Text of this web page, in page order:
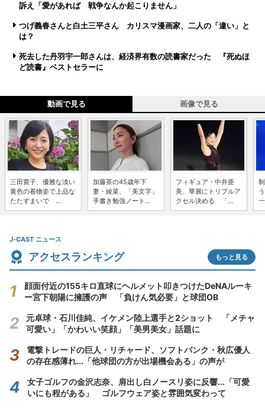
訴え「愛があれば 戦争なんか起こりません」
つげ義春さんと白土三平さん カリスマ漫画家、二人の「違い」と
は？
死去した丹羽宇一郎さんは、経済界有数の読書家だった 『死ぬほ
ど読書』ベストセラーに
動画で見る 画像で見る
三田寛子、優雅な淡い
黄色の着物姿で上品な
たたずまいで ...
加藤茶の45歳年下
妻・綾菜、「美文字」
手書き勉強ノート...
フィギュア・中井亜
美、華麗にトリプルア
クセル決める 「...
J-CAST ニュース
アクセスランキング もっと見る
顔面付近の155キロ直球にヘルメット叩きつけたDeNAルーキ
ー宮下朝陽に擁護の声 「負けん気必要」と球団OB
元卓球・石川佳純、イケメン陸上選手と2ショット 「メチャ
可愛い」「かわいい笑顔」「美男美女」話題に
電撃トレードの巨人・リチャード、ソフトバンク・秋広優人
の存在感薄れ...「他球団の方が出場機会ある」の声が
女子ゴルフの金沢志奈、肩出し白ノースリ姿に反響...「可愛
いにも程がある」 ゴルフウェア姿と雰囲気変わって